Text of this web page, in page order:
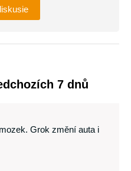
7 dnů
Grok změní auta i